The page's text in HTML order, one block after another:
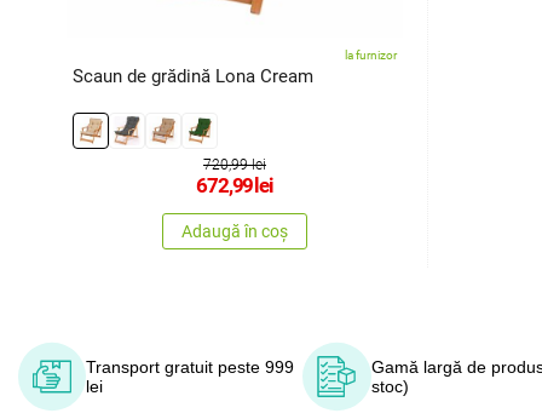
la furnizor
Scaun de grădină Lona Cream
720,99 lei
672,99lei
Adaugă în coș
Transport gratuit peste 999
lei
Gamă largă de
stoc)